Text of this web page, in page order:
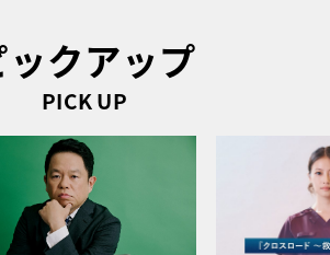
ックアップ
PICK UP